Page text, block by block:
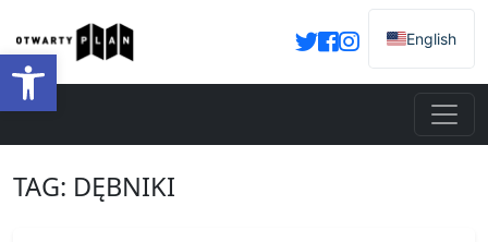
Otwórz pasek narzędzi
English
TAG: DĘBNIKI